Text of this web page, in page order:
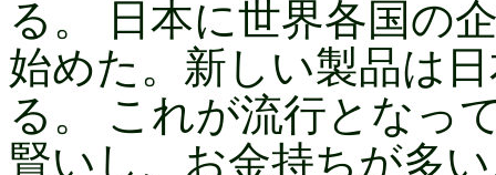
る。 日本に世界各国の
始めた。新しい製品は
る。 これが流行となっ
賢いし、お金持ちが多